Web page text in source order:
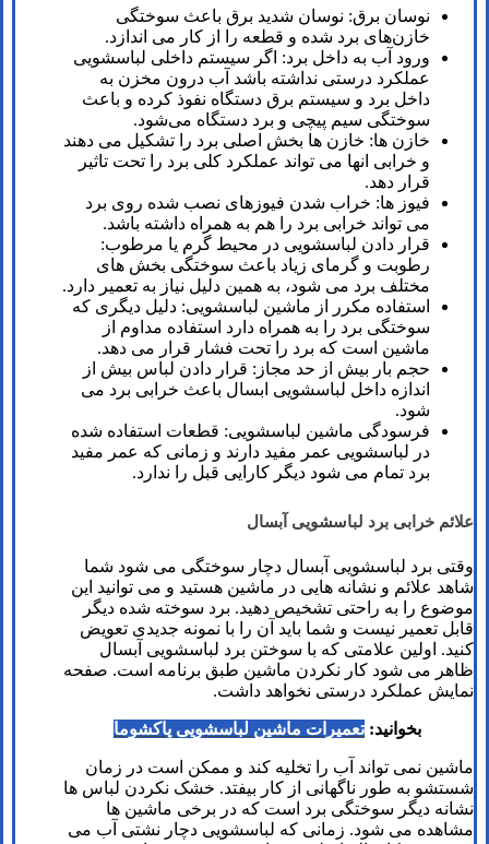
نوسان برق: نوسان شدید برق باعث سوختگی
خازن‌های برد شده و قطعه را از کار می اندازد‌.
ورود آب به داخل برد: اگر سیستم داخلی لباسشویی
عملکرد درستی نداشته باشد آب درون مخزن به
داخل برد و سیستم برق دستگاه نفوذ کرده و باعث
سوختگی سیم پیچی و برد دستگاه می‌شود.
خازن ها: خازن ها بخش اصلی برد را تشکیل می دهند
و خرابی انها می تواند عملکرد کلی برد را تحت تاثیر
قرار دهد.
فیوز ها: خراب شدن فیوزهای نصب شده روی برد
می تواند خرابی برد را هم به همراه داشته باشد.
قرار دادن لباسشویی در محیط گرم یا مرطوب:
رطوبت و گرمای زیاد باعث سوختگی بخش های
مختلف برد می شود، به همین دلیل نیاز به تعمیر دارد.
استفاده مکرر از ماشین لباسشویی: دلیل دیگری که
سوختگی برد را به همراه دارد استفاده مداوم از
ماشین است که برد را تحت فشار قرار می دهد.
حجم بار بیش از حد مجاز: قرار دادن لباس بیش از
اندازه داخل لباسشویی ابسال باعث خرابی برد می
شود.
فرسودگی ماشین لباسشویی: قطعات استفاده شده
در لباسشویی عمر مفید دارند و زمانی که عمر مفید
برد تمام می شود دیگر کارایی قبل را ندارد.
علائم خرابی برد لباسشویی آبسال
وقتی برد لباسشویی آبسال دچار سوختگی می شود شما
شاهد علائم و نشانه هایی در ماشین هستید و می توانید این
موضوع را به راحتی تشخیص دهید. برد سوخته شده دیگر
قابل تعمیر نیست و شما باید آن را با نمونه جدیدی تعویض
کنید. اولین علامتی که با سوختن برد لباسشویی آبسال
ظاهر می شود کار نکردن ماشین طبق برنامه است. صفحه
نمایش عملکرد درستی نخواهد داشت.
بخوانید: تعمیرات ماشین لباسشویی پاکشوما
ماشین نمی تواند آب را تخلیه کند و ممکن است در زمان
شستشو به طور ناگهانی از کار بیفتد. خشک نکردن لباس ها
نشانه دیگر سوختگی برد است که در برخی ماشین ها
مشاهده می شود. زمانی که لباسشویی دچار نشتی آب می